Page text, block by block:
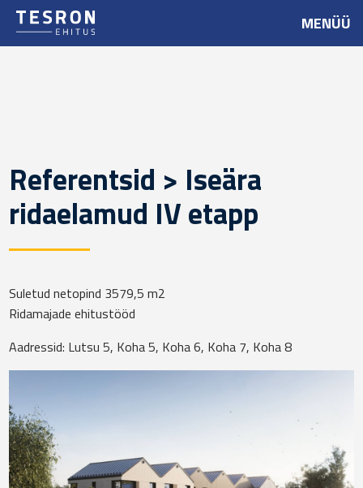
MENÜÜ
Referentsid > Iseära
ridaelamud IV etapp
Suletud netopind 3579,5 m2
Ridamajade ehitustööd
Aadressid: Lutsu 5, Koha 5, Koha 6, Koha 7, Koha 8